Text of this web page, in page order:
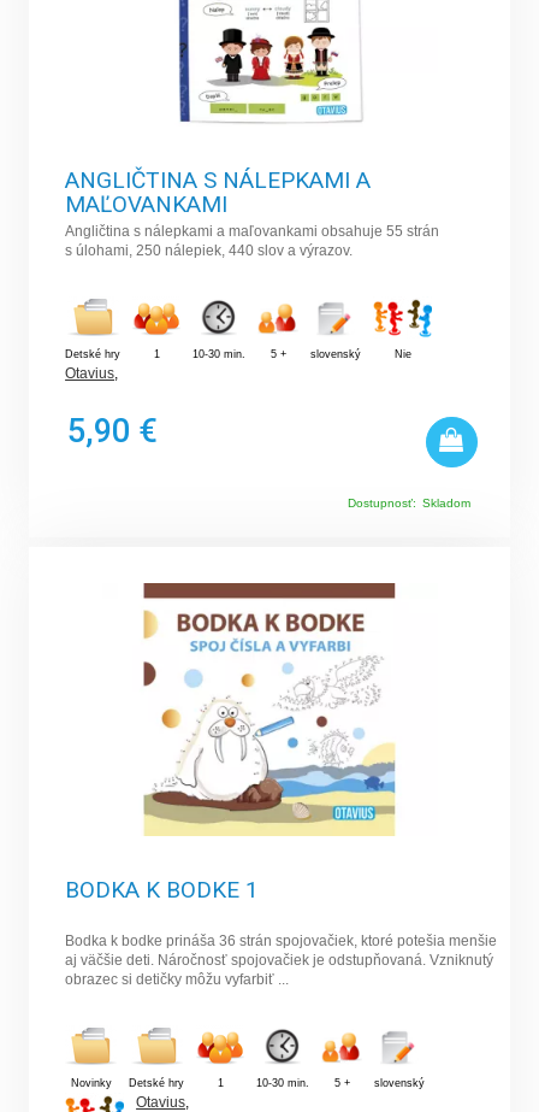
ANGLIČTINA S NÁLEPKAMI A
MAĽOVANKAMI
Angličtina s nálepkami a maľovankami obsahuje 55 strán
s úlohami, 250 nálepiek, 440 slov a výrazov.
Detské hry 1 10-30 min. 5 + slovenský Nie
Otavius
5,90 €
Dostupnosť: Skladom
BODKA K BODKE 1
Bodka k bodke prináša 36 strán spojovačiek, ktoré potešia menšie
aj väčšie deti. Náročnosť spojovačiek je odstupňovaná. Vzniknutý
obrazec si detičky môžu vyfarbiť ...
Novinky Detské hry 1 10-30 min. 5 + slovenský
Otavius,